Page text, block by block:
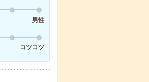
男性
コツコツ